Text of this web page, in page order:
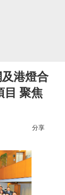
港燈合
目 聚焦
分享